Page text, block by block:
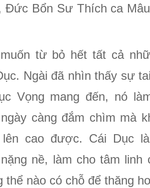
Đức Bổn Sư Thích ca
từ bỏ hết tất cả
Ngài đã nhìn thấy sự
Vọng mang đến, nó
càng đắm chìm mà
lên cao được. Cái Dục
nề, làm cho tâm linh
thể nào có chỗ để thăng